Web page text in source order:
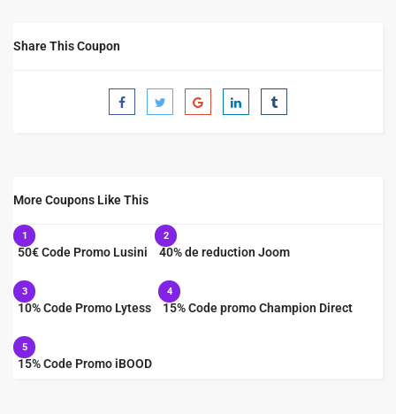
Share This Coupon
More Coupons Like This
1
50€ Code Promo Lusini
2
40% de reduction Joom
3
10% Code Promo Lytess
4
15% Code promo Champion Direct
5
15% Code Promo iBOOD